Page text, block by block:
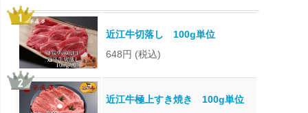
近江牛切落し 100g単位
648円 (税込)
近江牛極上すき焼き 100g単位